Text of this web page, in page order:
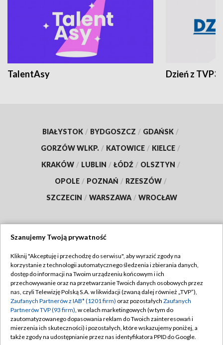
TalentAsy Dzień z TVP3
BIAŁYSTOK / BYDGOSZCZ / GDAŃSK /
GORZÓW WLKP. / KATOWICE / KIELCE /
KRAKÓW / LUBLIN / ŁÓDŹ / OLSZTYN /
OPOLE / POZNAŃ / RZESZÓW /
SZCZECIN / WARSZAWA / WROCŁAW
TVP
Abonament TVP
Emisja w TVP
Centrum informacji TVP
Naziemna Telewizja Cyfrowa
Regulamin TVP
Polityka prywatności
Moje zgody
Pomoc
Szanujemy Twoją prywatność
Kliknij "Akceptuję i przechodzę do serwisu", aby wyrazić zgody na
korzystanie z technologii automatycznego śledzenia i zbierania danych,
dostęp do informacji na Twoim urządzeniu końcowym i ich
przechowywanie oraz na przetwarzanie Twoich danych osobowych przez
nas, czyli Telewizję Polską S.A. w likwidacji (zwaną dalej również „TVP”),
Zaufanych Partnerów z IAB* (1201 firm) oraz pozostałych Zaufanych
Partnerów TVP (93 firm), w celach marketingowych (w tym do
zautomatyzowanego dopasowania reklam do Twoich zainteresowań i
mierzenia ich skuteczności) i pozostałych, które wskazujemy poniżej, a
także zgody na udostępnianie przez nas identyfikatora PPID do Google.